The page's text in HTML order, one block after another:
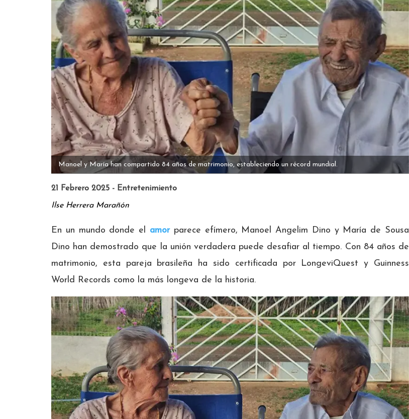
Manoel y María han compartido 84 años de matrimonio, estableciendo un récord mundial.
21 Febrero 2025 - Entretenimiento
Ilse Herrera Marañón
En un mundo donde el amorparece efímero, Manoel Angelim Dino y María de Sousa
Dino han demostrado que la unión verdadera puede desafiar al tiempo. Con 84 años de
matrimonio, esta pareja brasileña ha sido certificada por LongeviQuest y Guinness
World Records como la más longeva de la historia.